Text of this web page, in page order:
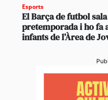
Esports
El Barça de futbol
pretemporada i ho fa
infants de l’Àrea de